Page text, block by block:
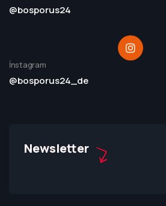
@bosporus24
İnstagram
@bosporus24_de
Newsletter